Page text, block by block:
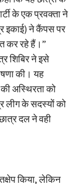
के एक प्रवक्ता ने
इकाई) ने कैंपस पर
कर रहे हैं।”
शिबिर ने इसे
की। यह
अस्थिरता को
लीग के सदस्यों को
दल ने वही
किया, लेकिन